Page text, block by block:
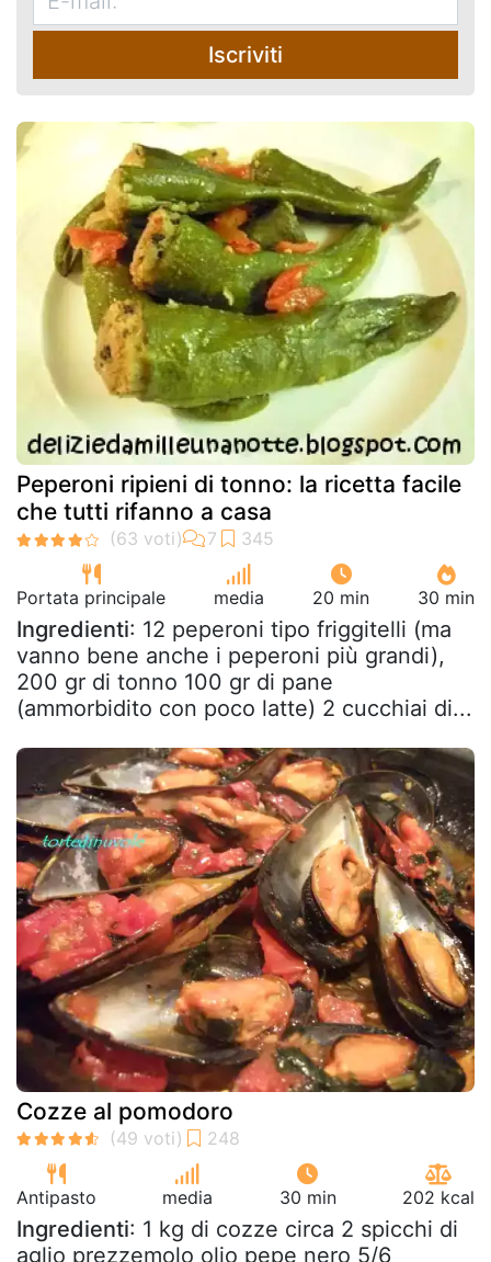
Iscriviti
Peperoni ripieni di tonno: la ricetta facile
che tutti rifanno a casa
Portata principale media 20 min 30 min
Ingredienti: 12 peperoni tipo friggitelli (ma
vanno bene anche i peperoni più grandi),
200 gr di tonno 100 gr di pane
(ammorbidito con poco latte) 2 cucchiai di...
Cozze al pomodoro
Antipasto media 30 min 202 kcal
Ingredienti: 1 kg di cozze circa 2 spicchi di
aglio prezzemolo olio pepe nero 5/6